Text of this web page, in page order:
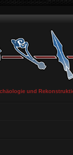
und